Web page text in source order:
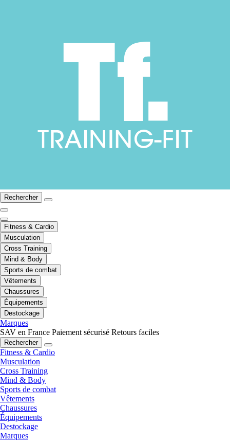
Rechercher
Fitness & Cardio
Musculation
Cross Training
Mind & Body
Sports de combat
Vêtements
Chaussures
Équipements
Destockage
Marques
SAV en France Paiement sécurisé Retours faciles
Rechercher
Fitness & Cardio
Musculation
Cross Training
Mind & Body
Sports de combat
Vêtements
Chaussures
Équipements
Destockage
Marques